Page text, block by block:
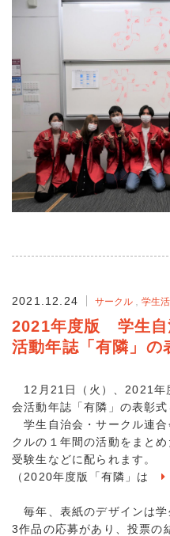
2021.12.24 サークル 学生
2021年度版 学生自
活動年誌「有隣」の
12月21日（火）、2021年
会活動年誌「有隣」の表彰式
学生自治会・サークル連合
クルの１年間の活動をまと
受験生などに配られます。
（2020年度版「有隣」は
毎年、表紙のデザインは学
3作品の応募があり、投票の